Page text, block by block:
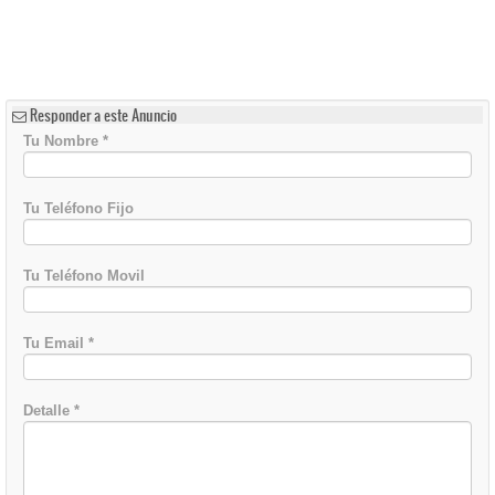
Responder a este Anuncio
Tu Nombre *
Tu Teléfono Fijo
Tu Teléfono Movil
Tu Email *
Detalle *